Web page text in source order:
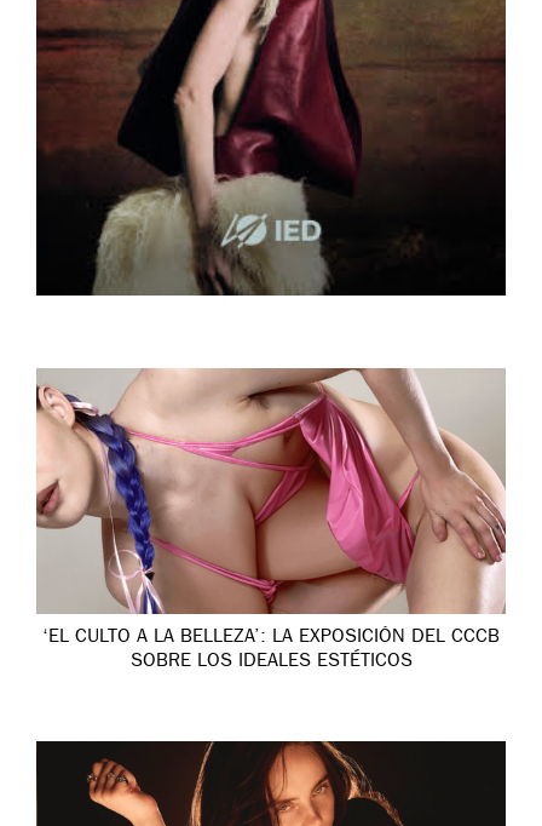
‘EL CULTO A LA BELLEZA’: LA EXPOSICIÓN DEL CCCB
SOBRE LOS IDEALES ESTÉTICOS